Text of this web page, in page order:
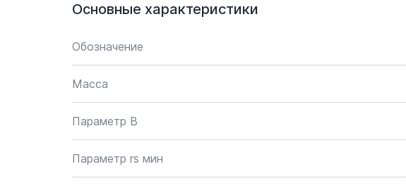
Основные характеристики
Обозначение
Масса
Параметр B
Параметр rs мин